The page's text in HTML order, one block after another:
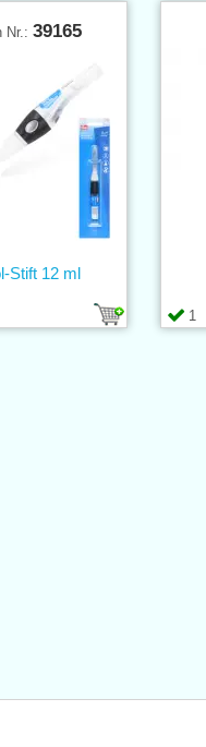
Nr.: 39165
Stift 12 ml
1